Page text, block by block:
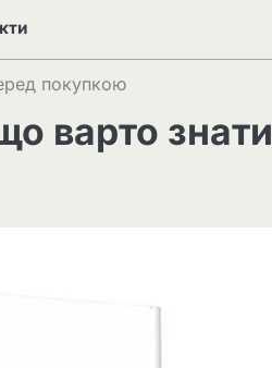
покупкою
варто знати